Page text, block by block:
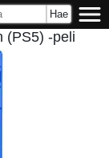
(PS5) -peli